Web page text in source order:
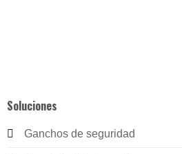
Soluciones
Ganchos de seguridad